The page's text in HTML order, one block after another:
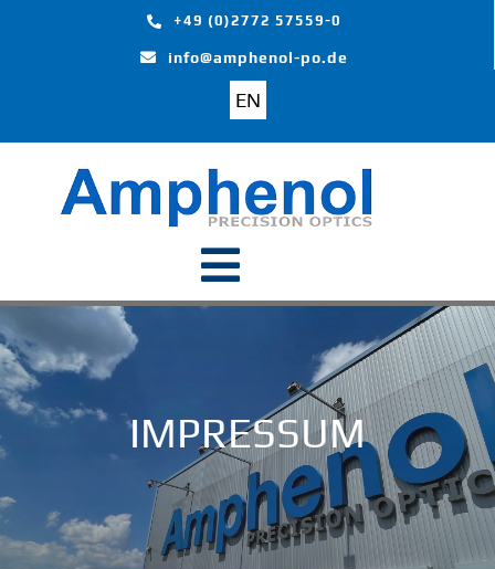
+49 (0)2772 57559-0
info@amphenol-po.de
EN
Toggle
Navigation
Start
Produkte
Leistungen
IMPRESSUM